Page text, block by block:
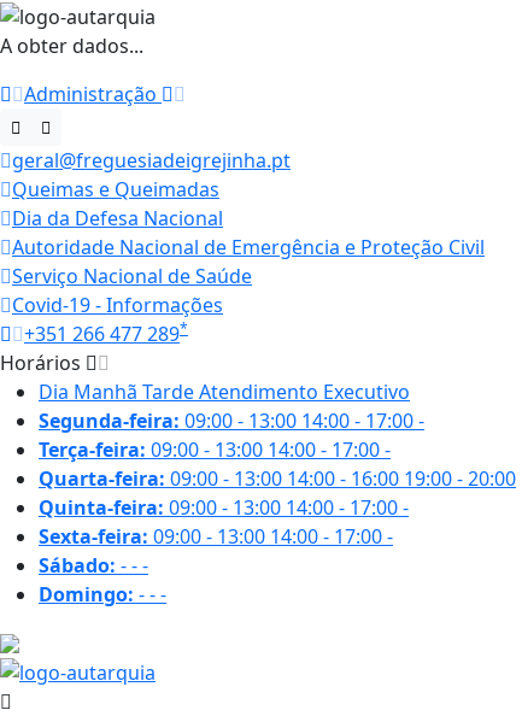
A obter dados...
Administração
geral@freguesiadeigrejinha.pt
Queimas e Queimadas
Dia da Defesa Nacional
Autoridade Nacional de Emergência e Proteção Civil
Serviço Nacional de Saúde
Covid-19 - Informações
+351 266 477 289*
Horários
Dia Manhã TardeAtendimento Executivo
Segunda-feira: 09:00 - 13:00 14:00 - 17:00-
Terça-feira: 09:00 - 13:00 14:00 - 17:00-
Quarta-feira: 09:00 - 13:00 14:00 - 16:00 19:00 - 20:00
Quinta-feira: 09:00 - 13:00 14:00 - 17:00-
Sexta-feira: 09:00 - 13:00 14:00 - 17:00-
Sábado: ---
Domingo: ---